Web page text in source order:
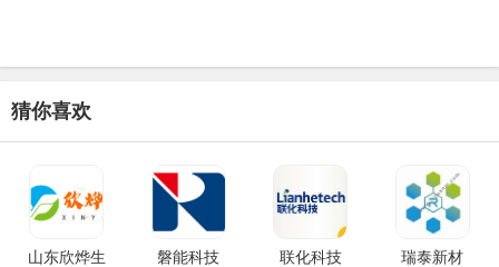
猜你喜欢
山东欣烨生 磐能科技 联化科技 瑞泰新材